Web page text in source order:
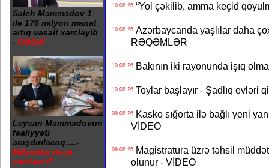
Saleh Məmmədov 1
ilə 176 milyon manat
artıq vəsait xərcləyib
- RƏSMİ
Leysan Məmmədovun
fəaliyyəti
araşdırılacaq….-
Milyonlar necə
xərclənir?
10.08.26“Yol çəkilib, amma keçid
10.08.26Azərbaycanda yaşlılar daha
RƏQƏMLƏR
10.08.26Bakının iki rayonunda işıq
10.08.26Toylar başlayır - Şadlıq evləri
09.08.26Kasko sığorta ilə bağlı yeni
VİDEO
09.08.26Magistratura üzrə təhsil
olunur - VİDEO